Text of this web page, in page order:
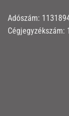
Adószám:
Cégjegyzékszám: